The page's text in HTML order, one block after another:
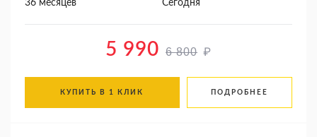
36 месяцев Сегодня
5 990 6 800 ₽
КУПИТЬ В 1 КЛИК ПОДРОБНЕЕ